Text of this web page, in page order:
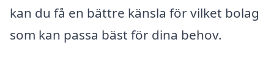
kan du få en bättre känsla för vilket bolag
som kan passa bäst för dina behov.